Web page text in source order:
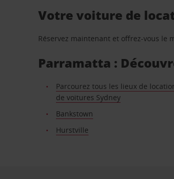
Votre voiture de
Réservez maintenant et offrez-vous le
Parramatta :
Parcourez tous les lieux de
de voitures Sydney
Bankstown
Hurstville